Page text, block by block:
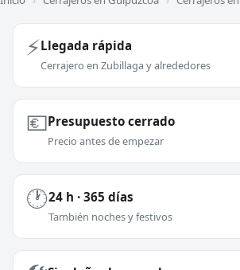
⚡Llegada rápida
Cerrajero en Zubillaga y alrededores
💶Presupuesto cerrado
Precio antes de empezar
🕐24 h · 365 días
También noches y festivos